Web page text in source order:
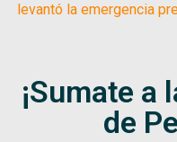
levantó la emergencia
¡Sumate a
de